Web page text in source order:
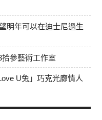
明年可以在迪士尼過生
參藝術工作室
U兔」巧克光廊情人